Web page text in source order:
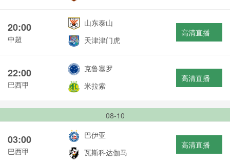
20:00
中超
山东泰山
天津津门虎
高清直播
22:00
巴西甲
克鲁塞罗
米拉索
高清直播
08-10
03:00
巴西甲
巴伊亚
瓦斯科达伽马
高清直播